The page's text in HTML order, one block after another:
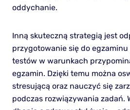
oddychanie.
Inną skuteczną strategią jest
przygotowanie się do
testów w warunkach
egzamin. Dzięki temu można
stresującą oraz nauczyć się
podczas rozwiązywania zadań.